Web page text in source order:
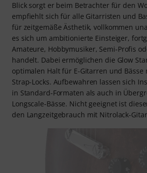
Blick sorgt er beim Betrachter für den
empfiehlt sich für alle Gitarristen und
für zeitgemäße Ästhetik, vollkommen
es sich um ambitionierte Einsteiger,
Amateure, Hobbymusiker, Semi-Profis
handelt. Dabei ermöglichen die Glow
optimalen Halt für E-Gitarren und Bässe
Strap-Locks. Aufbewahren lassen sich
in Standard-Formaten als auch in
Longscale-Bässe. Nicht geeignet ist
den Langzeitgebrauch mit Nitrolack-